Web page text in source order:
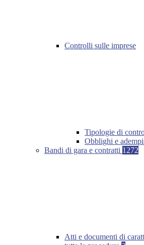
Controlli sulle imprese
Tipologie di
Obblighi e
Bandi di gara e contratti 1272
Atti e documenti di